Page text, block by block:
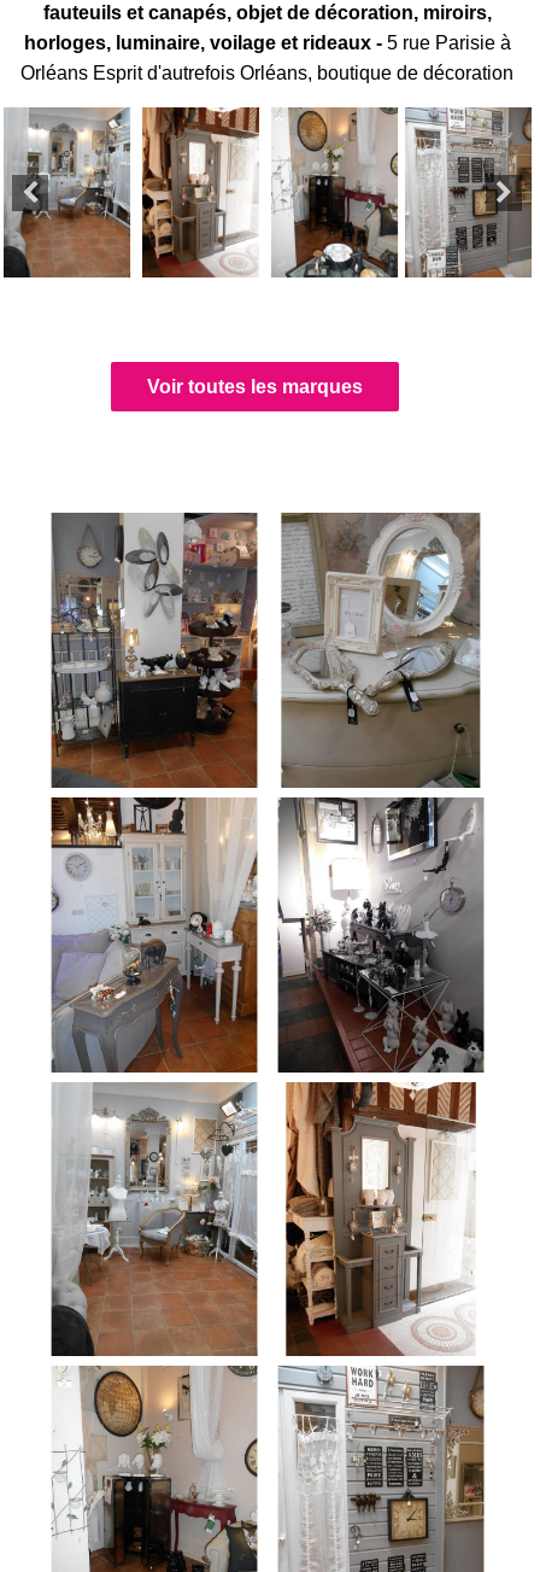
fauteuils et canapés, objet de décoration, miroirs,
horloges, luminaire, voilage et rideaux - 5 rue Parisie à
Orléans Esprit d'autrefois Orléans, boutique de décoration
Voir toutes les marques